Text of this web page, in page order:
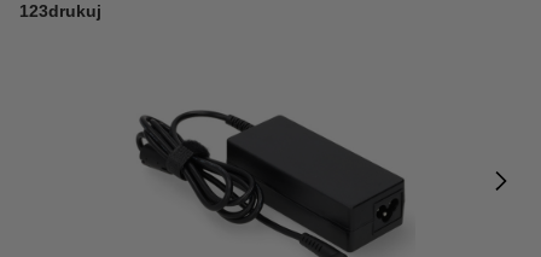
123drukuj